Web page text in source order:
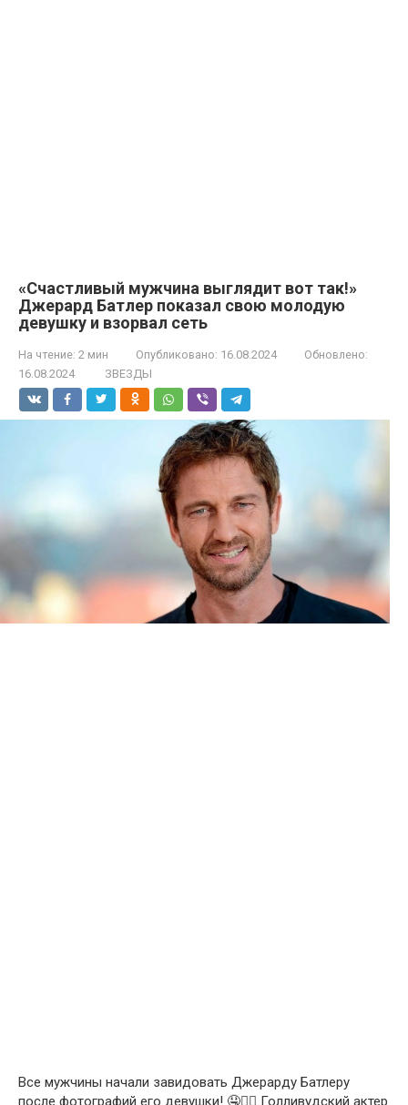
«Счастливый мужчина выглядит вот так!»
Джерард Батлер показал свою молодую
девушку и взорвал сеть
На чтение: 2 мин Опубликовано: 16.08.2024
Обновлено:
16.08.2024
ЗВЕЗДЫ
Все мужчины начали завидовать Джерарду Батлеру
после фотографий его девушки! 🤤❤️‍🔥 Голливудский актер